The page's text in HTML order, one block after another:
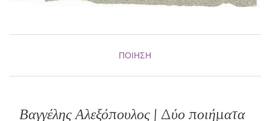
ΠΟΊΗΣΗ
Βαγγέλης Αλεξόπουλος | Δύο ποιήματα